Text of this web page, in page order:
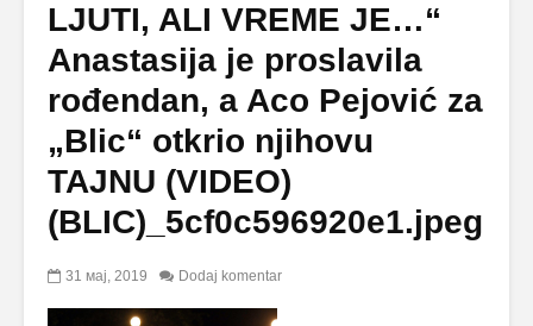
LJUTI, ALI VREME JE…“
Anastasija je proslavila
rođendan, a Aco Pejović za
„Blic“ otkrio njihovu
TAJNU (VIDEO)
(BLIC)_5cf0c596920e1.jpeg
31 мај, 2019 Dodaj komentar